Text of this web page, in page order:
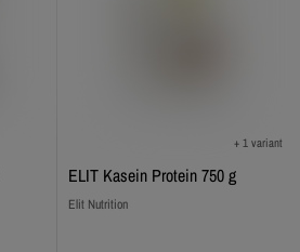
ELIT Kasein Protein 750 g
+ 1 variant
Elit Nutrition